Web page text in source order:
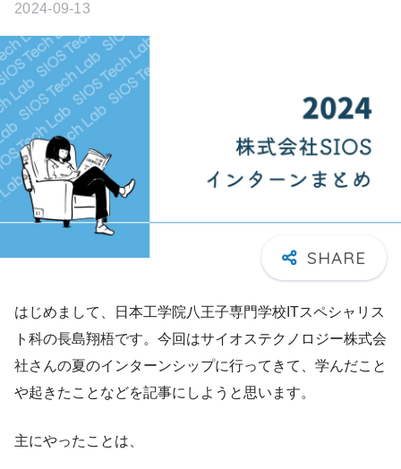
2024-09-13
はじめまして、日本工学院八王子専門学校ITスペシャリス
ト科の長島翔梧です。今回はサイオステクノロジー株式会
社さんの夏のインターンシップに行ってきて、学んだこと
や起きたことなどを記事にしようと思います。
主にやったことは、